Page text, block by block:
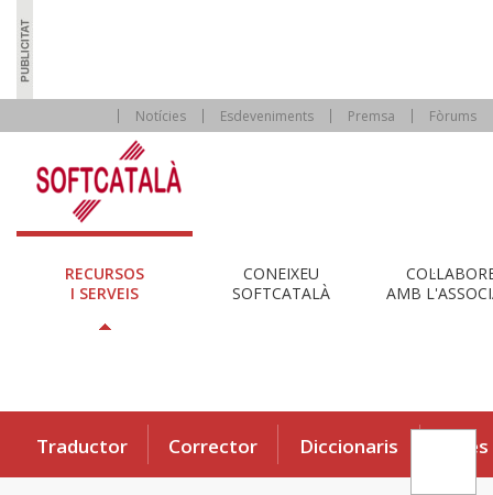
Notícies Esdeveniments Premsa Fòrums
RECURSOS
I SERVEIS
CONEIXEU
SOFTCATALÀ
AMB
Traductor Corrector Diccionaris Eines